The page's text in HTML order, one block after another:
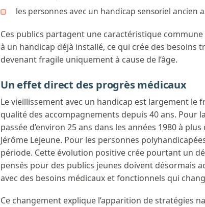
les personnes avec un handicap sensoriel ancien
Ces publics partagent une caractéristique
à un handicap déjà installé, ce qui crée des besoins
devenant fragile uniquement à cause de l’âge.
Un effet direct des progrès médicaux
Le vieillissement avec un handicap est largement le
qualité des accompagnements depuis 40 ans. Pour
passée d’environ 25 ans dans les années 1980 à
Jérôme Lejeune. Pour les personnes
période. Cette évolution positive crée pourtant un
pensés pour des publics jeunes doivent désormais
avec des besoins médicaux et fonctionnels qui
Ce changement explique l’apparition de stratégies